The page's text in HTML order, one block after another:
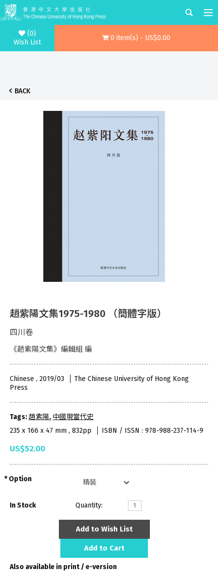
(0)
Wish List
0 item(s) - US$0.00
BACK
趙紫陽文集1975-1980 （簡體字版）
四川卷
《趙紫陽文集》編輯組 編
Chinese , 2019/03
The Chinese University of Hong Kong
Press
Tags:趙紫陽, 中國現當代史
235 x 166 x 47 mm , 832pp
ISBN / ISSN : 978-988-237-114-9
US$52.00
Option
In Stock Quantity:
Add to Wish List
Add to Cart
Also available in print / e-version